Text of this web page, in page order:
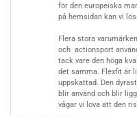
för den europeiska
på hemsidan kan vi
Flera stora
och actionsport
tack vare den höga
det samma. Flexfit är
uppskattad. Den
blir använd och blir
vågar vi lova att den